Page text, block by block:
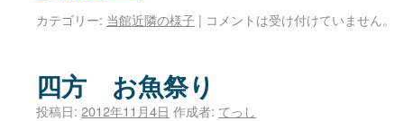
カテゴリー: 当館近隣の様子 | コメントは受け付けていません。
四方 お魚祭り
投稿日: 2012年11月4日 作成者: てっし